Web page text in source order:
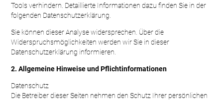
Tools verhindern. Detaillierte Informationen dazu finden Sie in der
folgenden Datenschutzerklärung.
Sie können dieser Analyse widersprechen. Über die
Widerspruchsmöglichkeiten werden wir Sie in dieser
Datenschutzerklärung informieren.
2. Allgemeine Hinweise und Pflichtinformationen
Datenschutz
Die Betreiber dieser Seiten nehmen den Schutz Ihrer persönlichen